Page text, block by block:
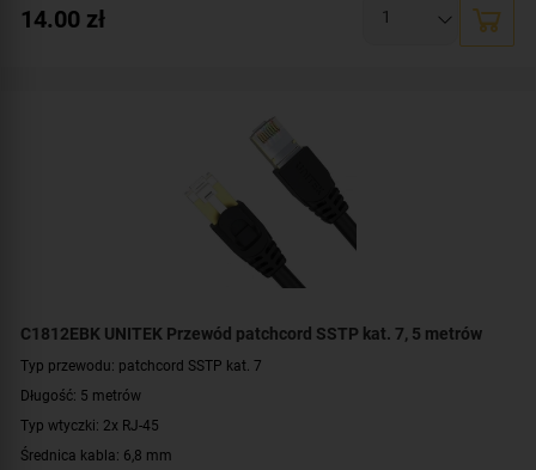
Prędkość: 10/100/1000 Mbit
14.00 zł
C1812EBK UNITEK Przewód patchcord SSTP kat. 7, 5 metrów
Typ przewodu: patchcord SSTP kat. 7
Długość: 5 metrów
Typ wtyczki: 2x RJ-45
Średnica kabla: 6,8 mm